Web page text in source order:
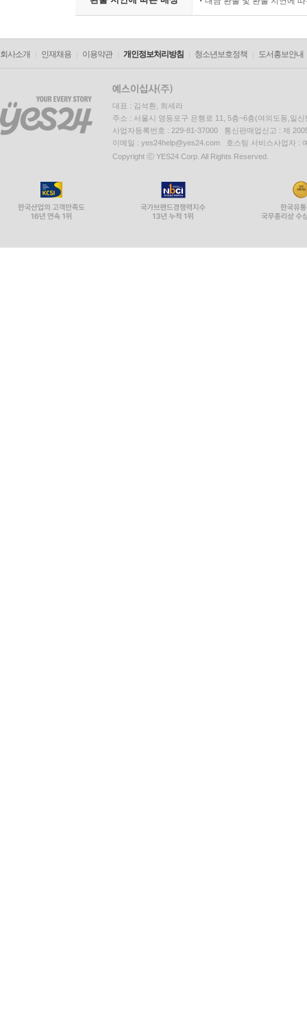
회사소개 인재채용 이용약관 개인정보처리방침 청소년보호정책 도서홍보안내
대표 : 김석환, 최세라
주소 : 서울시 영등포구 은행로 11, 5층~6층(여의도동,일신
사업자등록번호 : 229-81-37000 통신판매업신고 : 제
이메일 : yes24help@yes24.com 호스팅 서비스사업자 :
Copyright ⓒ YES24 Corp. All Rights Reserved.